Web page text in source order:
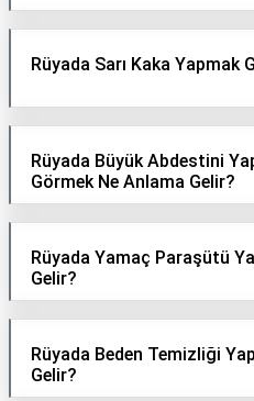
Rüyada Sarı Kaka Yapmak
Rüyada Büyük Abdestini
Görmek Ne Anlama Gelir?
Rüyada Yamaç Paraşütü
Gelir?
Rüyada Beden Temizliği
Gelir?